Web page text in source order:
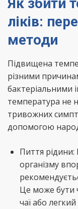
Як збити
ліків:
методи
Підвищена
різними
бактеріальними
температура не
тривожних
допомогою
Пиття
організму
Це може бути
чаї або